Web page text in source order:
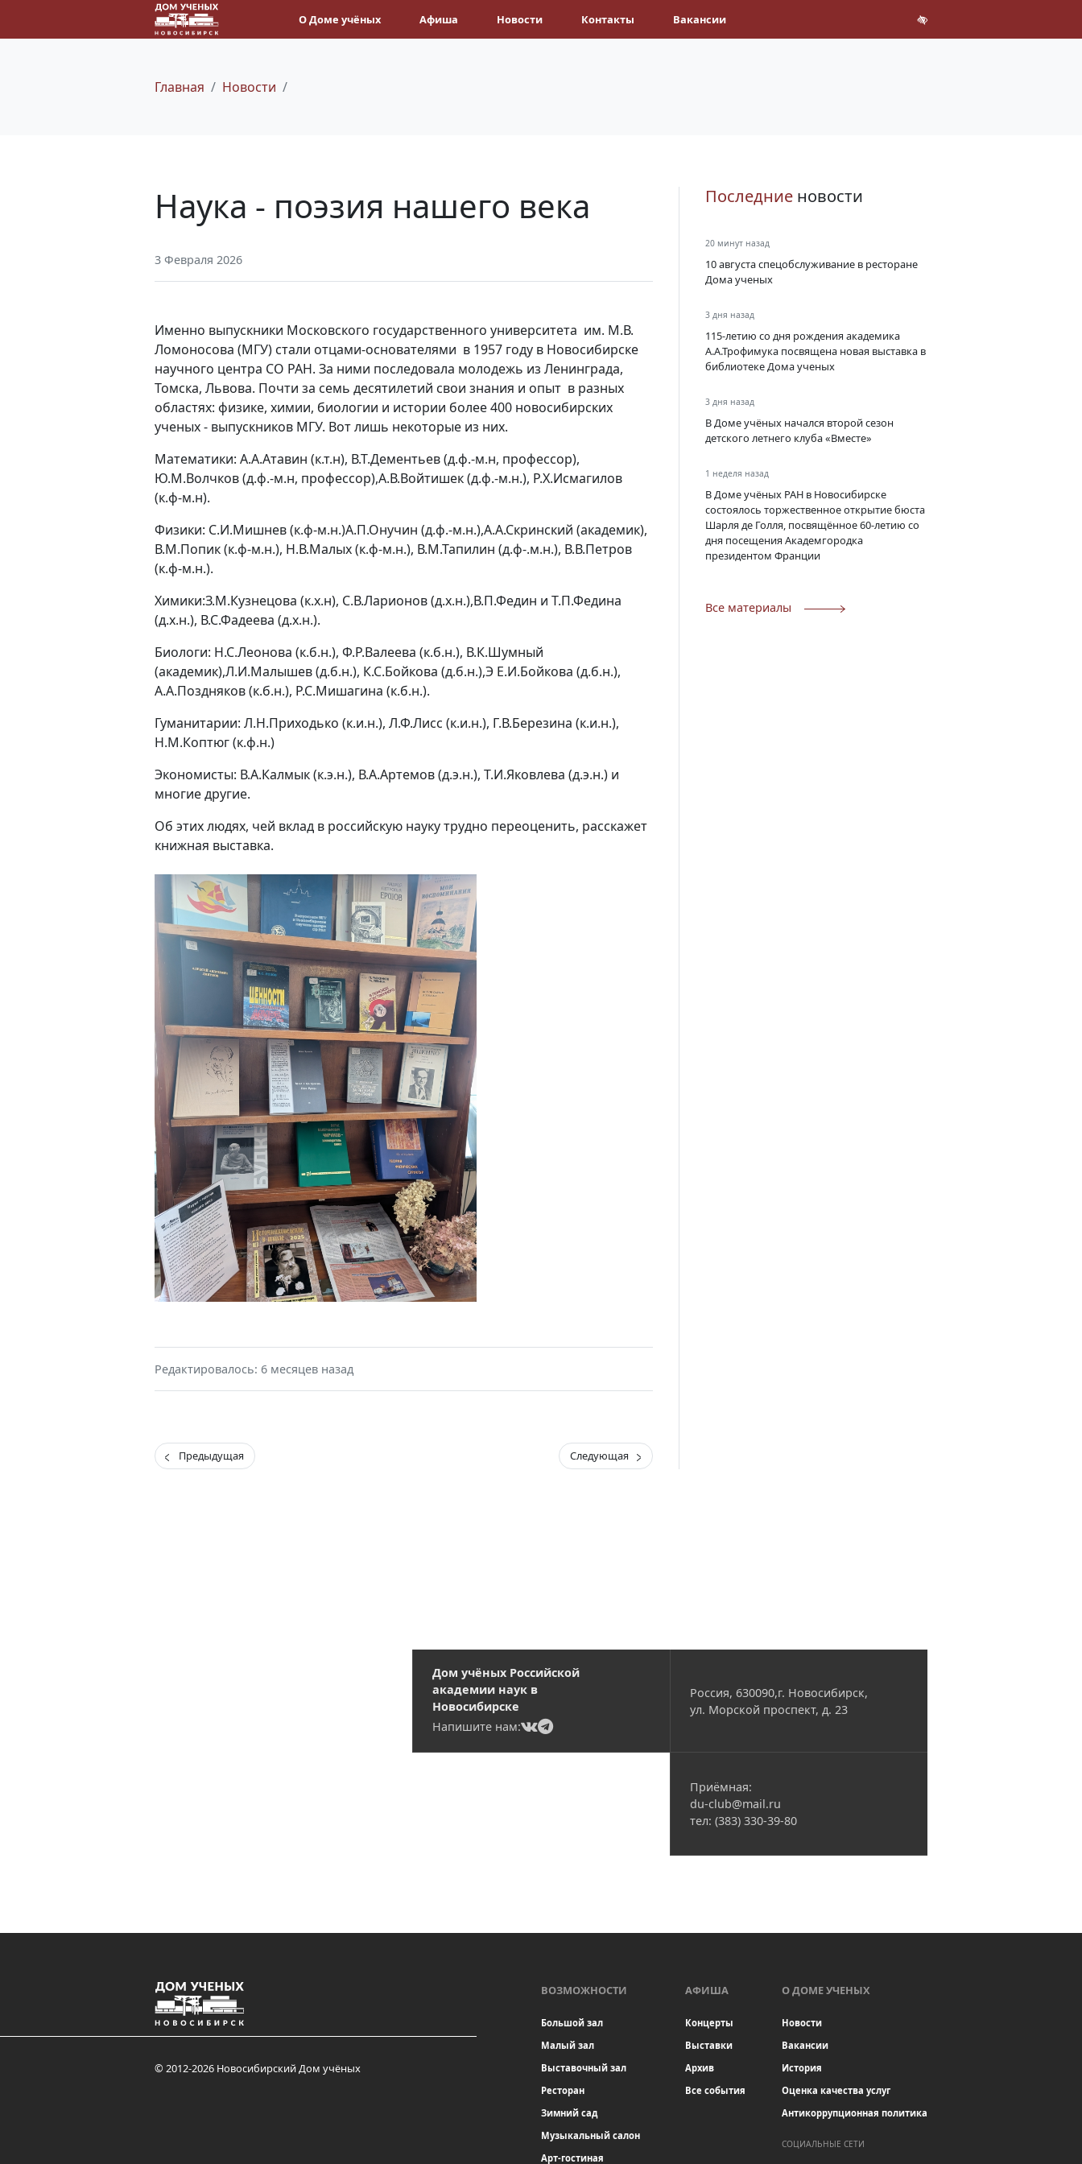
О Доме учёных Афиша Новости Контакты Вакансии
Новости
Наука
О Доме учёных
Виртуальный тур
Контакты
Вакансии
Главная Новости
Наука - поэзия нашего века
3 Февраля 2026
Именно выпускники Московского государственного университета им. М.В.
Ломоносова (МГУ) стали отцами-основателями в 1957 году в Новосибирске
научного центра СО РАН. За ними последовала молодежь из Ленинграда,
Томска, Львова. Почти за семь десятилетий свои знания и опыт в разных
областях: физике, химии, биологии и истории более 400 новосибирских
ученых - выпускников МГУ. Вот лишь некоторые из них.
Математики: А.А.Атавин (к.т.н), В.Т.Дементьев (д.ф.-м.н, профессор),
Ю.М.Волчков (д.ф.-м.н, профессор),А.В.Войтишек (д.ф.-м.н.), Р.Х.Исмагилов
(к.ф-м.н).
Физики: С.И.Мишнев (к.ф-м.н.)А.П.Онучин (д.ф.-м.н.),А.А.Скринский (академик),
В.М.Попик (к.ф-м.н.), Н.В.Малых (к.ф-м.н.), В.М.Тапилин (д.ф-.м.н.), В.В.Петров
(к.ф-м.н.).
Химики:З.М.Кузнецова (к.х.н), С.В.Ларионов (д.х.н.),В.П.Федин и Т.П.Федина
(д.х.н.), В.С.Фадеева (д.х.н.).
Биологи: Н.С.Леонова (к.б.н.), Ф.Р.Валеева (к.б.н.), В.К.Шумный
(академик),Л.И.Малышев (д.б.н.), К.С.Бойкова (д.б.н.),Э Е.И.Бойкова (д.б.н.),
А.А.Поздняков (к.б.н.), Р.С.Мишагина (к.б.н.).
Гуманитарии: Л.Н.Приходько (к.и.н.), Л.Ф.Лисс (к.и.н.), Г.В.Березина (к.и.н.),
Н.М.Коптюг (к.ф.н.)
Экономисты: В.А.Калмык (к.э.н.), В.А.Артемов (д.э.н.), Т.И.Яковлева (д.э.н.) и
многие другие.
Об этих людях, чей вклад в российскую науку трудно переоценить, расскажет
книжная выставка.
Редактировалось: 6 месяцев назад
Предыдущая Следующая
Последние новости
20 минут назад
10 августа спецобслуживание в ресторане
Дома ученых
3 дня назад
115-летию со дня рождения академика
А.А.Трофимука посвящена новая выставка в
библиотеке Дома ученых
3 дня назад
В Доме учёных начался второй сезон
детского летнего клуба «Вместе»
1 неделя назад
В Доме учёных РАН в Новосибирске
состоялось торжественное открытие бюста
Шарля де Голля, посвящённое 60-летию со
дня посещения Академгородка
президентом Франции
Все материалы
Дом учёных Российской
академии наук в
Новосибирске
Напишите нам:
(current)
(current)
Россия, 630090,г. Новосибирск,
ул. Морской проспект, д. 23
Приёмная:
du-club@mail.ru
тел: (383) 330-39-80
© 2012-2026 Новосибирский Дом учёных
ВОЗМОЖНОСТИ
Большой зал
Малый зал
Выставочный зал
Ресторан
Зимний сад
Музыкальный салон
Арт-гостиная
АФИША
Концерты
Выставки
Архив
Все события
О ДОМЕ УЧЕНЫХ
Новости
Вакансии
История
Оценка качества услуг
Антикоррупционная политика
СОЦИАЛЬНЫЕ СЕТИ